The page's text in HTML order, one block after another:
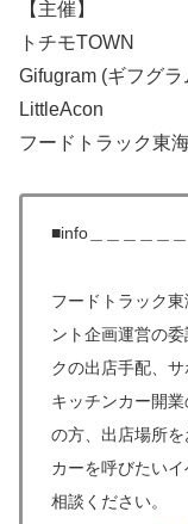
【主催】
トチモTOWN
Gifugram (ギフグラ
LittleAcon
フードトラック東
■info＿＿＿＿＿＿
フードトラック
ント企画運営の
クの出店手配、サ
キッチンカー開
の方、出店場所
カーを呼びたい
相談ください。